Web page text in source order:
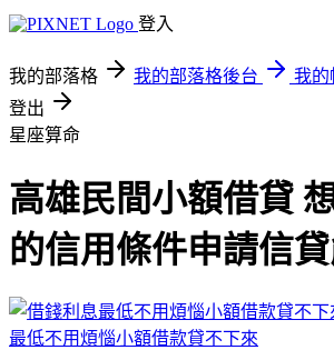
登入
我的部落格 我的部落格後台
我的
登出
星座算命
高雄民間小額借貸
的信用條件申請信
最低不用煩惱小額借款貸不下來